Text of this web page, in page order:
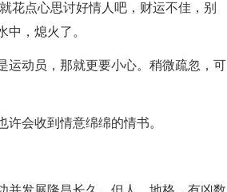
花点心思讨好情人吧，财运不佳，别
，熄火了。
运动员，那就更要小心。稍微疏忽，可
会收到情意绵绵的情书。